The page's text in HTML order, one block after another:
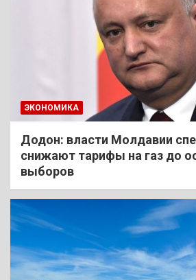
ЭКОНОМИКА
Додон: власти Молдавии
снижают тарифы на газ до
выборов